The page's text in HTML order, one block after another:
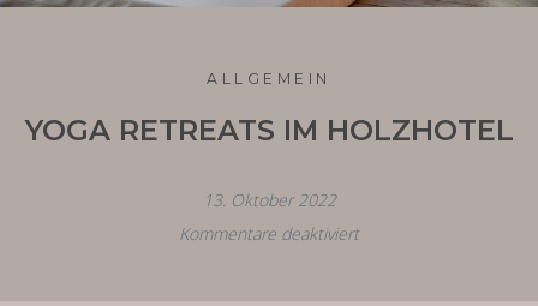
ALLGEMEIN
YOGA RETREATS IM HOLZHOTEL
13. Oktober 2022
Kommentare deaktiviertfür